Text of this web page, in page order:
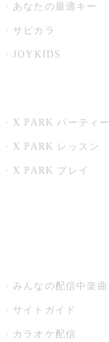
あなたの最適キー
サビカラ
JOYKIDS
X PARK パーティー
X PARK レッスン
X PARK プレイ
みんなの配信中楽曲
サイトガイド
カラオケ配信